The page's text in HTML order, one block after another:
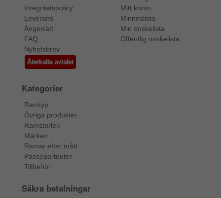
Integritetspolicy
Leverans
Ångerrätt
FAQ
Nyhetsbrev
Återkalla avtalet
Mitt konto
Minneslista
Min önskelista
Offentlig önskelista
Kategorier
Ramtyp
Övriga produkter
Ramstorlek
Märken
Ramar efter mått
Passepartouter
Tillbehör
Säkra betalningar